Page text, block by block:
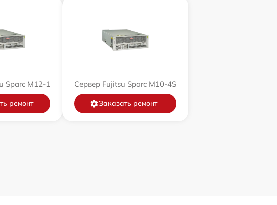
Sparc M12-1
ремонт
Сервер Fujitsu Sparc M10-4S
Заказать ремонт